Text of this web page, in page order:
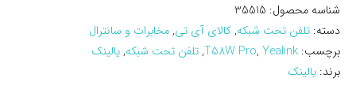
شناسه محصول: 35515
دسته: تلفن تحت شبکه,کالای آی تی,مخابرات و سانترال
برچسب:
T58W Pro, Yealink
,تلفن تحت شبکه,یالینک
برند: یالینک